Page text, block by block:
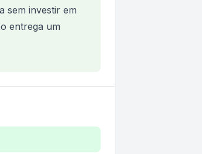
sem investir em
entrega um
i5 13420H 8GB Ram 512GB SSD 15,6 LCD